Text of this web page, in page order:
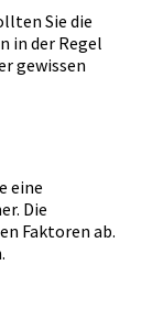
Sie die
in der Regel
gewissen
eine
Die
Faktoren ab.